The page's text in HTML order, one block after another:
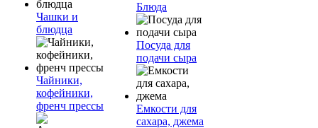
Чашки и
блюдца
Чайники,
кофейники,
френч прессы
Блюда
Посуда для
подачи сыра
Емкости для
сахара, джема